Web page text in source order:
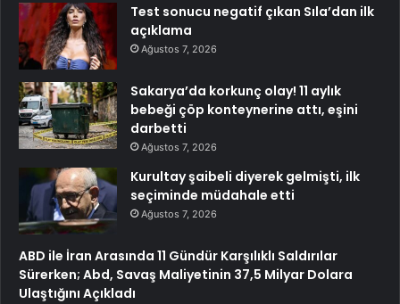
Test sonucu negatif çıkan Sıla’dan ilk
açıklama
Ağustos 7, 2026
Sakarya’da korkunç olay! 11 aylık
bebeği çöp konteynerine attı, eşini
darbetti
Ağustos 7, 2026
Kurultay şaibeli diyerek gelmişti, ilk
seçiminde müdahale etti
Ağustos 7, 2026
ABD ile İran Arasında 11 Gündür Karşılıklı Saldırılar
Sürerken; Abd, Savaş Maliyetinin 37,5 Milyar Dolara
Ulaştığını Açıkladı